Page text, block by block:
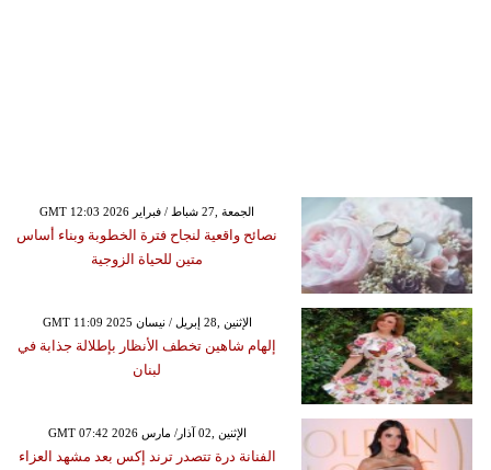
GMT 12:03 2026 الجمعة ,27 شباط / فبراير
نصائح واقعية لنجاح فترة الخطوبة وبناء أساس
متين للحياة الزوجية
GMT 11:09 2025 الإثنين ,28 إبريل / نيسان
إلهام شاهين تخطف الأنظار بإطلالة جذابة في
لبنان
GMT 07:42 2026 الإثنين ,02 آذار/ مارس
الفنانة درة تتصدر ترند إكس بعد مشهد العزاء